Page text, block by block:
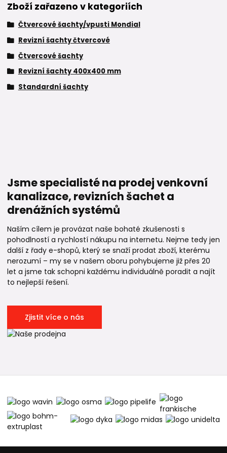
Zboží zařazeno v kategoriích
Čtvercové šachty/vpusti Mondial
Revizní šachty čtvercové
Čtvercové šachty
Revizní šachty 400x400 mm
Standardní šachty
Jsme specialisté na prodej venkovní
kanalizace, revizních šachet a
drenážních systémů
Naším cílem je provázat naše bohaté zkušenosti s
pohodlností a rychlostí nákupu na internetu. Nejme tedy jen
další z řady e-shopů, který se snaží prodat zboží, kterému
nerozumí – my se v našem oboru pohybujeme již přes 20
let a jsme tak schopni každému individuálně poradit a najít
to nejlepší řešení.
Zjistit více o nás